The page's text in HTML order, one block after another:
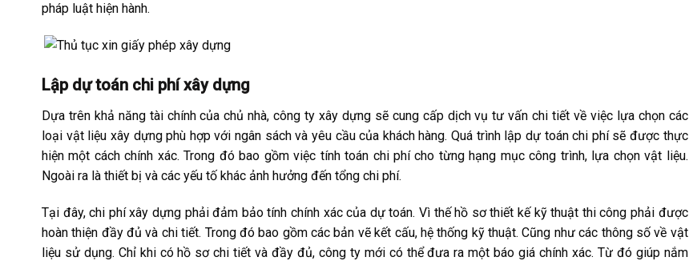
pháp luật hiện hành.
Lập dự toán chi phí xây dựng
Dựa trên khả năng tài chính của chủ nhà, công ty xây dựng sẽ cung cấp dịch vụ tư vấn chi tiết về việc lựa chọn các
loại vật liệu xây dựng phù hợp với ngân sách và yêu cầu của khách hàng. Quá trình lập dự toán chi phí sẽ được thực
hiện một cách chính xác. Trong đó bao gồm việc tính toán chi phí cho từng hạng mục công trình, lựa chọn vật liệu.
Ngoài ra là thiết bị và các yếu tố khác ảnh hưởng đến tổng chi phí.
Tại đây, chi phí xây dựng phải đảm bảo tính chính xác của dự toán. Vì thế hồ sơ thiết kế kỹ thuật thi công phải được
hoàn thiện đầy đủ và chi tiết. Trong đó bao gồm các bản vẽ kết cấu, hệ thống kỹ thuật. Cũng như các thông số về vật
liệu sử dụng. Chỉ khi có hồ sơ chi tiết và đầy đủ, công ty mới có thể đưa ra một báo giá chính xác. Từ đó giúp nắm